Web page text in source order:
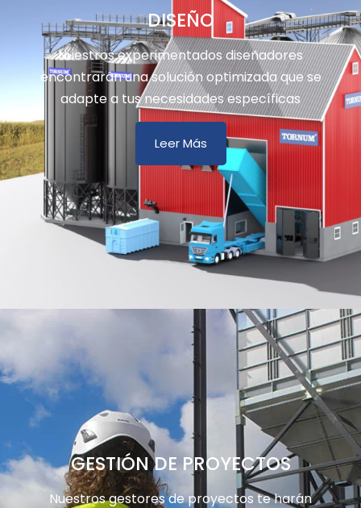
DISEÑO
Nuestros experimentados diseñadores
encontrarán una solución optimizada que se
adapte a tus necesidades específicas
Leer Más
GESTIÓN DE PROYECTOS
Nuestros gestores de proyectos te harán